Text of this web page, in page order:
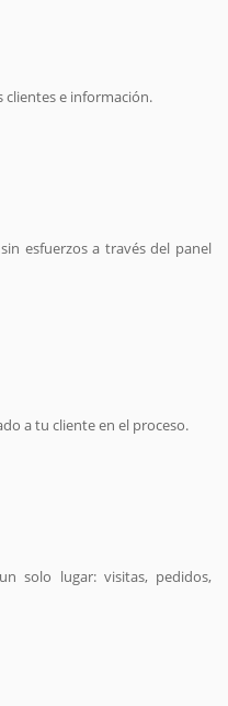
clientes e información.
esfuerzos a través del panel
a tu cliente en el proceso.
solo lugar: visitas, pedidos,